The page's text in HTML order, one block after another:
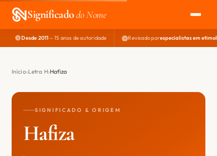
Significadodo Nome
EXPLORAR
NOME PERFEITO
Desde 2011— 15 anos de autoridade Revisado porespecialistas em
Início Letra H Hafiza
SIGNIFICADO & ORIGEM
Hafiza